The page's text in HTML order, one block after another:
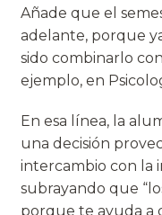
Añade que el
adelante, porque
sido combinarlo
ejemplo, en
En esa línea, la
una decisión
intercambio con la
subrayando que
porque te ayuda a